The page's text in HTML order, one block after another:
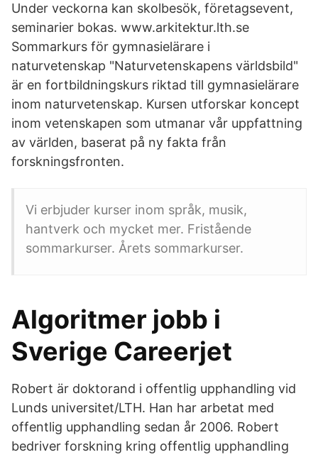
Under veckorna kan skolbesök, företagsevent,
seminarier bokas. www.arkitektur.lth.se
Sommarkurs för gymnasielärare i
naturvetenskap "Naturvetenskapens världsbild"
är en fortbildningskurs riktad till gymnasielärare
inom naturvetenskap. Kursen utforskar koncept
inom vetenskapen som utmanar vår uppfattning
av världen, baserat på ny fakta från
forskningsfronten.
Vi erbjuder kurser inom språk, musik,
hantverk och mycket mer. Fristående
sommarkurser. Årets sommarkurser.
Algoritmer jobb i
Sverige Careerjet
Robert är doktorand i offentlig upphandling vid
Lunds universitet/LTH. Han har arbetat med
offentlig upphandling sedan år 2006. Robert
bedriver forskning kring offentlig upphandling